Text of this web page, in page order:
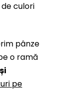
culori
pânze
o ramă
pe